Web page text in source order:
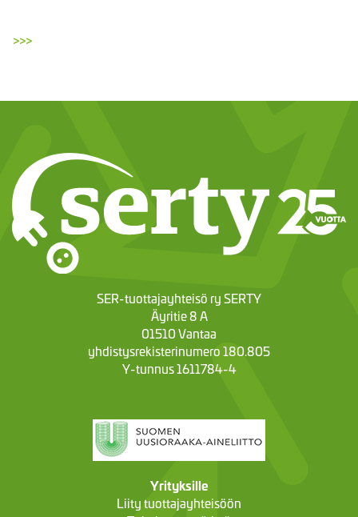
>>>
SER-tuottajayhteisö ry SERTY
Äyritie 8 A
01510 Vantaa
yhdistysrekisterinumero 180.805
Y-tunnus 1611784-4
Yrityksille
Liity tuottajayhteisöön